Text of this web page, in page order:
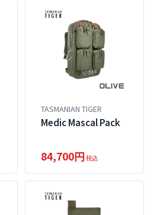
TASMANIAN TIGER
Medic Mascal Pack
84,700円税込